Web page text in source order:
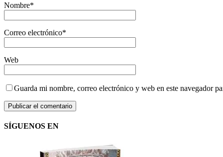
Nombre*
Correo electrónico*
Web
Guarda mi nombre, correo electrónico y web en este navegador
SÍGUENOS EN